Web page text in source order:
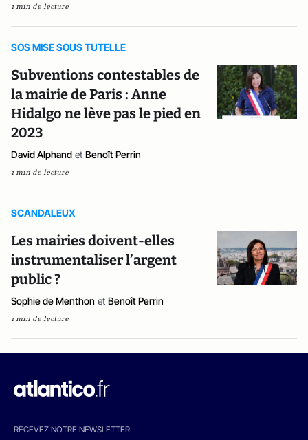
1 min de lecture
SOS MISE SOUS TUTELLE
Subventions contestables de
la mairie de Paris : Anne
Hidalgo ne lève pas le pied en
2023
David Alphand et Benoît Perrin
1 min de lecture
SCANDALEUX
Les mairies doivent-elles
instrumentaliser l’argent
public ?
Sophie de Menthon et Benoît Perrin
1 min de lecture
RECEVEZ NOTRE NEWSLETTER